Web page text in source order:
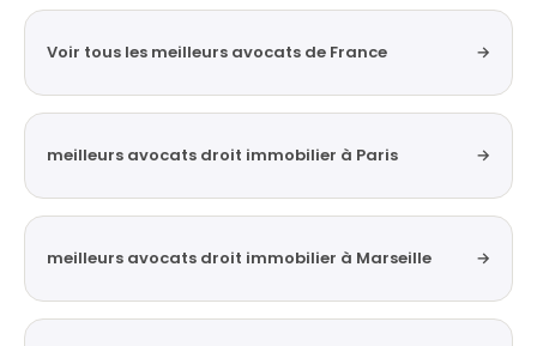
Voir tous les meilleurs avocats de France →
meilleurs avocats droit immobilier à Paris →
meilleurs avocats droit immobilier à Marseille →